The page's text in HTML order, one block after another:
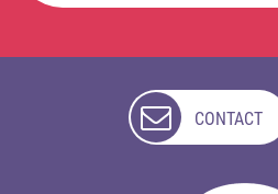
CONTACT